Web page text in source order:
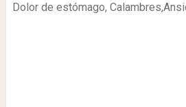
Dolor de estómago,